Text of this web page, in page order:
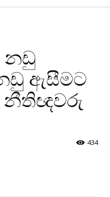
නඩු
ඇසීමට
නීතිඥවරු
434